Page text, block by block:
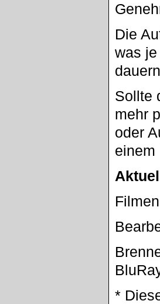
Die
was
Sollte
mehr
oder
einem
*